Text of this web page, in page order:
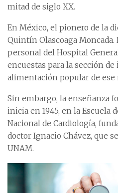
mitad de siglo XX.
En México, el pionero de la
Quintín Olascoaga Moncada.
personal del Hospital
encuestas para la sección
alimentación popular de ese
Sin embargo, la enseñanza
inicia en 1945, en la Escuela
Nacional de Cardiología,
doctor Ignacio Chávez, que
UNAM.